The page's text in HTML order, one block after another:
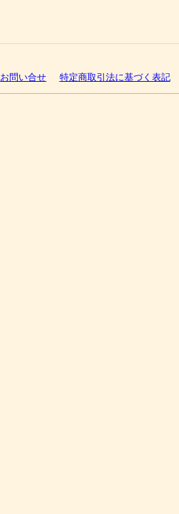
お問い合せ 特定商取引法に基づく表記